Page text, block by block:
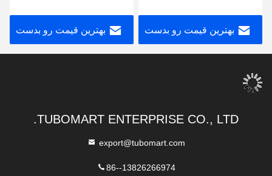
بهترین قیمت رو بدست
fittings
بهترین قیمت رو بدست
TUBOMART ENTERPRISE CO., LTD.
export@tubomart.com
86--13826266974